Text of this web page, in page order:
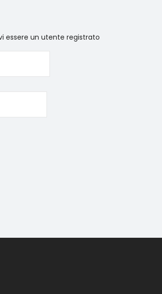
essere un utente registrato